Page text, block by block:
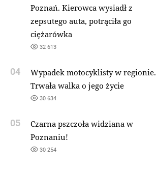
Poznań. Kierowca wysiadł z
zepsutego auta, potrąciła go
ciężarówka
32 613
04
Wypadek motocyklisty w regionie.
Trwała walka o jego życie
30 634
05
Czarna pszczoła widziana w
Poznaniu!
30 254